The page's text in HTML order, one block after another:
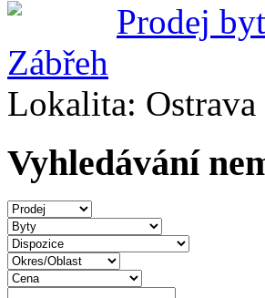
Prodej
Zábřeh
Lokalita: Ostrava
Vyhledávání